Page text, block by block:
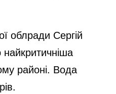
облради Сергій
районі. Вода